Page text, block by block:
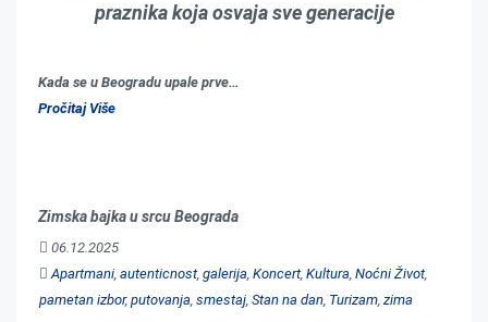
praznika koja osvaja sve generacije
Kada se u Beogradu upale prve…
Pročitaj Više
Zimska bajka u srcu Beograda
06.12.2025
Apartmani, autenticnost, galerija, Koncert, Kultura, Noćni Život,
pametan izbor, putovanja, smestaj, Stan na dan, Turizam, zima